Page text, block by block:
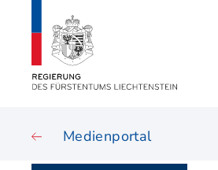
Medienportal